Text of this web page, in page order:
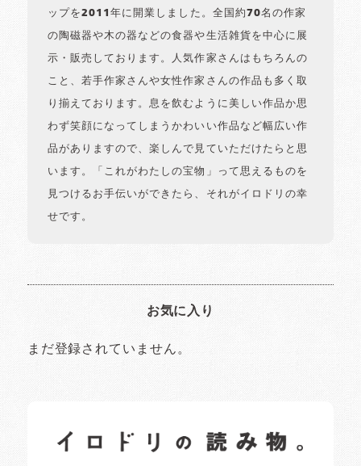
ップを2011年に開業しました。全国約70名の作家
の陶磁器や木の器などの食器や生活雑貨を中心に展
示・販売しております。人気作家さんはもちろんの
こと、若手作家さんや女性作家さんの作品も多く取
り揃えております。息を飲むように美しい作品か思
わず笑顔になってしまうかわいい作品など幅広い作
品がありますので、楽しんで見ていただけたらと思
います。「これがわたしの宝物」って思えるものを
見つけるお手伝いができたら、それがイロドリの幸
せです。
お気に入り
まだ登録されていません。
日常の様子など随時更新中です。